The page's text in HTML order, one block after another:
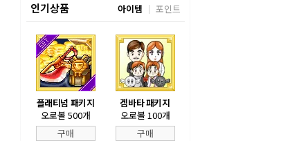
인기상품 아이템 포인트
플래티넘 패키지
오로볼 500개
구매
겜바타 패키지
오로볼 100개
구매